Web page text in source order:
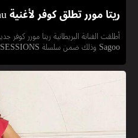
ريتا مورر تطلق كوفر لأغنية Chu...
Sagoo وذلك ضمن سلسلة THE2NVSESSIONS.استمعوا إلى هذه ا...